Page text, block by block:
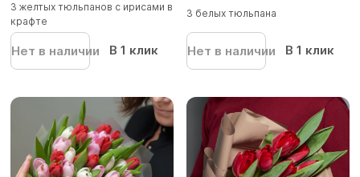
3 желтых тюльпанов с ирисами в
крафте
Нет в наличии В 1 клик
3 белых тюльпана
Нет в наличии В 1 клик